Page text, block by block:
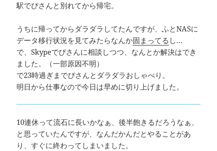
駅でぴさんと別れてから帰宅。
うちに帰ってからダラダラしてたんですが、ふとNASに
データ移行状況を見てみたらなんか固まってる し…
で、Skypeでぴさんに相談しつつ、なんとか解決はでき
ました。（一部原因不明）
で23時過ぎまでぴさんとダラダラおしゃべり。
明日から仕事なので今日は早めに切り上げました。
10連休って流石に長いかなぁ、後半飽きるだろうなぁ、
と思っていたんですが、なんだかんだとやることがあ
り、すぐに終わってしまいました。